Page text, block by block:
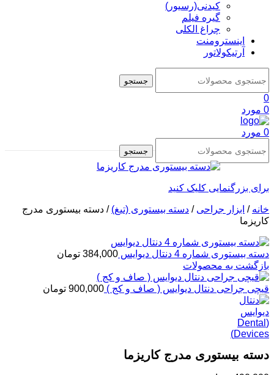
کیدنی(رسیور)
گیره فیلم
چراغ الکلی
اینسترومنت
آرتیکولاتور
جستجو
0
0 مورد
0 مورد
جستجو
برای بزرگنمایی کلیک کنید
خانه / ابزار جراحی / دسته بیستوری (تیغ) / دسته بیستوری مدرج
کاریزما
دسته بیستوری شماره 4 دنتال دیوایس 384,000 تومان
بازگشت به محصولات
قیچی جراحی دنتال دیوایس ( صاف و کج ) 900,000 تومان
دسته بیستوری مدرج کاریزما